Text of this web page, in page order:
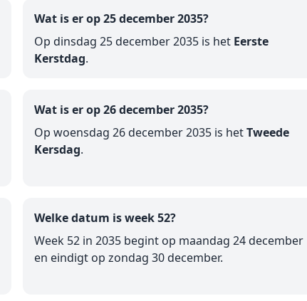
Wat is er op 25 december 2035?
Op dinsdag 25 december 2035 is het Eerste
Kerstdag.
Wat is er op 26 december 2035?
Op woensdag 26 december 2035 is hetTweede
Kersdag.
Welke datum is week 52?
Week 52 in 2035 begint op maandag 24 december
en eindigt op zondag 30 december.